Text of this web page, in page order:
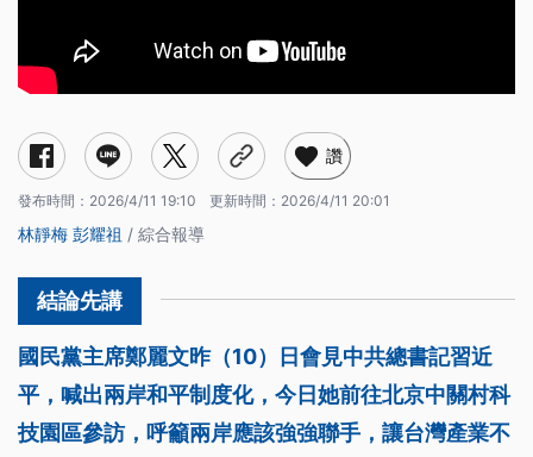
讚
發布時間： 2026/4/11 19:10 更新時間： 2026/4/11 20:01
林靜梅 彭耀祖 / 綜合報導
國民黨主席鄭麗文昨（10）日會見中共總書記習近
平，喊出兩岸和平制度化，今日她前往北京中關村科
技園區參訪，呼籲兩岸應該強強聯手，讓台灣產業不